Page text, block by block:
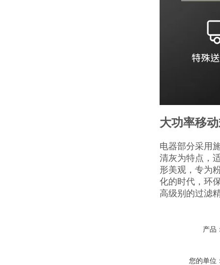
大功率移
电器部分采用
清灰为特点，
形美观，专为
化的时代，环
高级别的过滤
产品
您的单位